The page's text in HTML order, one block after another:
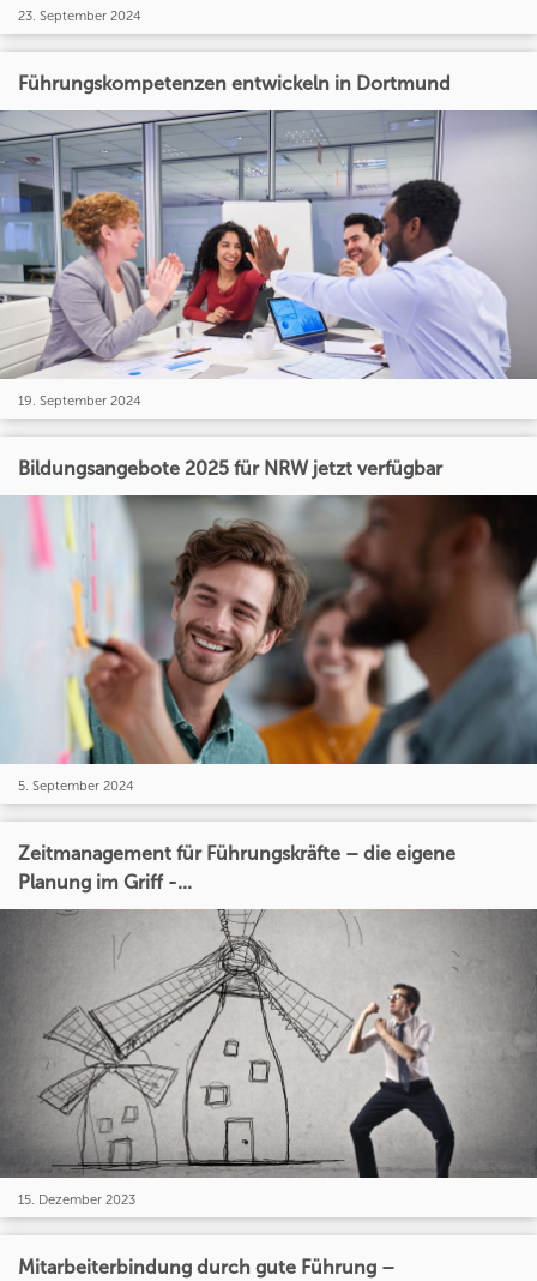
23. September 2024
Führungskompetenzen entwickeln in Dortmund
19. September 2024
Bildungsangebote 2025 für NRW jetzt verfügbar
5. September 2024
Zeitmanagement für Führungskräfte – die eigene
Planung im Griff -...
15. Dezember 2023
Mitarbeiterbindung durch gute Führung –